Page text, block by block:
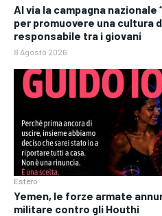
Al via la campagna nazionale
per promuovere una cultura
responsabile tra i giovani
8 Agosto 2026
Estero
Yemen, le forze armate
militare contro gli Houthi